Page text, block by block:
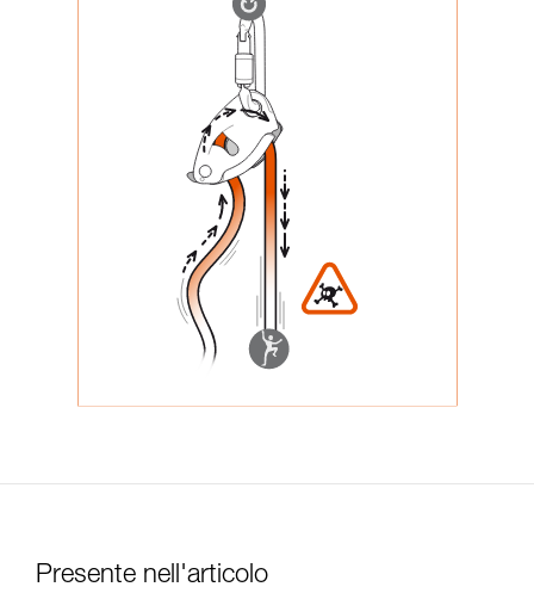
Presente nell'articolo